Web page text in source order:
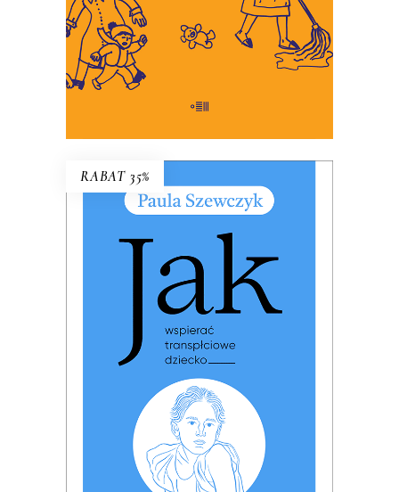
E-BOOK DO KOSZYKA
KSIĄŻKA DO KOSZYKA
RABAT 35%
JAK WSPIERAĆ
TRANSPŁCIOWE DZIECKO
PREMIERA: 17 listopada 2025
49.99zł 32.49
KSIĄŻKA DO KOSZYKA